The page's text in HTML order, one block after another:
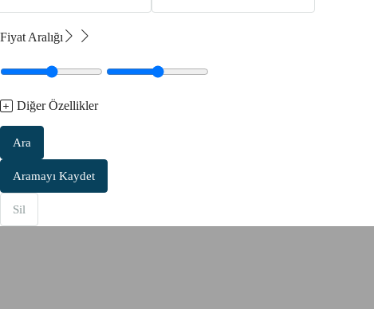
Fiyat Aralığı
Diğer Özellikler
Ara
Aramayı Kaydet
Sil